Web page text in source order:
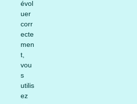
évol
uer
corr
ecte
men
t,
vou
s
utilis
ez